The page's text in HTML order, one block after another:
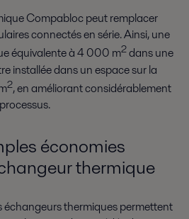
Compabloc peut remplacer
connectés en série. Ainsi, une
équivalente à 4 000 m2dans une
installée dans un espace sur la
2, en améliorant considérablement
économies
thermique
échangeurs thermiques permettent